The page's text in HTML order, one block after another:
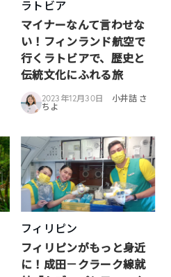
ラトビア
マイナーなんて言わせな
い！フィンランド航空で
行くラトビアで、歴史と
伝統文化にふれる旅
2023年12月30日
小井詰 さ
ちよ
フィリピン
フィリピンがもっと身近
に！成田－クラーク線就